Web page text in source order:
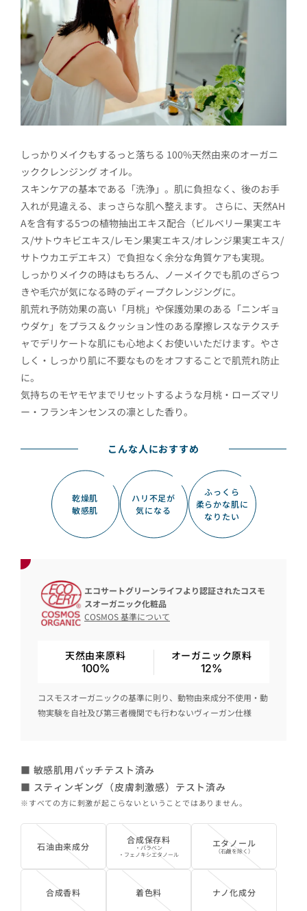
しっかりメイクもするっと落ちる 100%天然由来のオーガニ
ッククレンジング オイル。
スキンケアの基本である「洗浄」。肌に負担なく、後のお手
入れが見違える、まっさらな肌へ整えます。 さらに、天然AH
Aを含有する5つの植物抽出エキス配合（ビルベリー果実エキ
ス/サトウキビエキス/レモン果実エキス/オレンジ果実エキス/
サトウカエデエキス）で負担なく余分な角質ケアも実現。
しっかりメイクの時はもちろん、ノーメイクでも肌のざらつ
きや毛穴が気になる時のディープクレンジングに。
肌荒れ予防効果の高い「月桃」や保護効果のある「ニンギョ
ウダケ」をプラス＆クッション性のある摩擦レスなテクスチ
ャでデリケートな肌にも心地よくお使いいただけます。やさ
しく・しっかり肌に不要なものをオフすることで肌荒れ防止
に。
気持ちのモヤモヤまでリセットするような月桃・ローズマリ
ー・フランキンセンスの凛とした香り。
こんな人におすすめ
乾燥肌
敏感肌
ハリ不足が
気になる
ふっくら
柔らかな肌に
なりたい
エコサートグリーンライフより認証されたコスモ
スオーガニック化粧品
COSMOS 基準について
天然由来原料
100%
オーガニック原料
12%
コスモスオーガニックの基準に則り、動物由来成分不使用・動
物実験を自社及び第三者機関でも行わないヴィーガン仕様
■ 敏感肌用パッチテスト済み
■ スティンギング（皮膚刺激感）テスト済み
※すべての方に刺激が起こらないということではありません。
石油由来成分
合成保存料
・パラベン
・フェノキシエタノール
エタノール
（石鹸を除く）
合成香料 着色料 ナノ化成分